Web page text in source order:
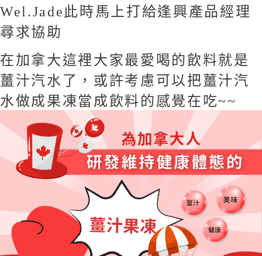
Wel.Jade此時馬上打給逢興產品經理
尋求協助
在加拿大這裡大家最愛喝的飲料就是
薑汁汽水了，或許考慮可以把薑汁汽
水做成果凍當成飲料的感覺在吃~~